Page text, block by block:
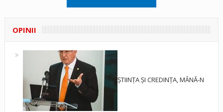
OPINII
ȘTIINȚA ȘI CREDINȚA, MÂNĂ-N